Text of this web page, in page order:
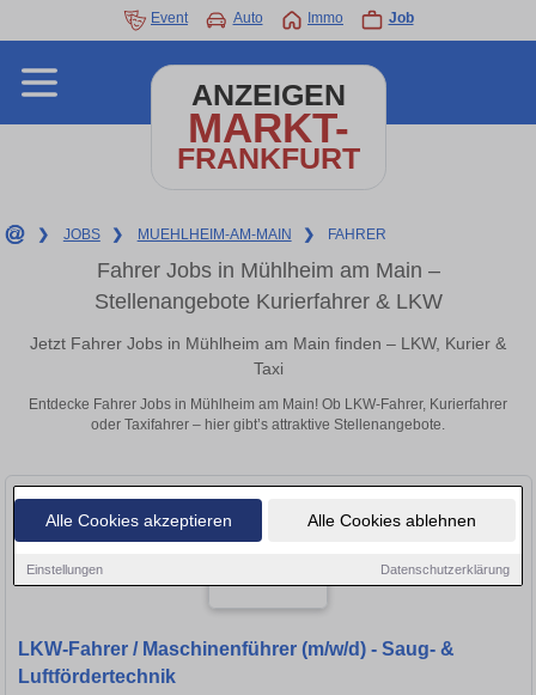
Alle Cookies akzeptieren Alle Cookies ablehnen
Einstellungen Datenschutzerklärung
Event Auto Immo Job
ANZEIGEN
MARKT-
FRANKFURT
❯ JOBS ❯ MUEHLHEIM-AM-MAIN ❯ FAHRER
Fahrer Jobs in Mühlheim am Main –
Stellenangebote Kurierfahrer & LKW
Jetzt Fahrer Jobs in Mühlheim am Main finden – LKW, Kurier &
Taxi
Entdecke Fahrer Jobs in Mühlheim am Main! Ob LKW-Fahrer, Kurierfahrer
oder Taxifahrer – hier gibt’s attraktive Stellenangebote.
LKW-Fahrer / Maschinenführer (m/w/d) - Saug- &
Luftfördertechnik